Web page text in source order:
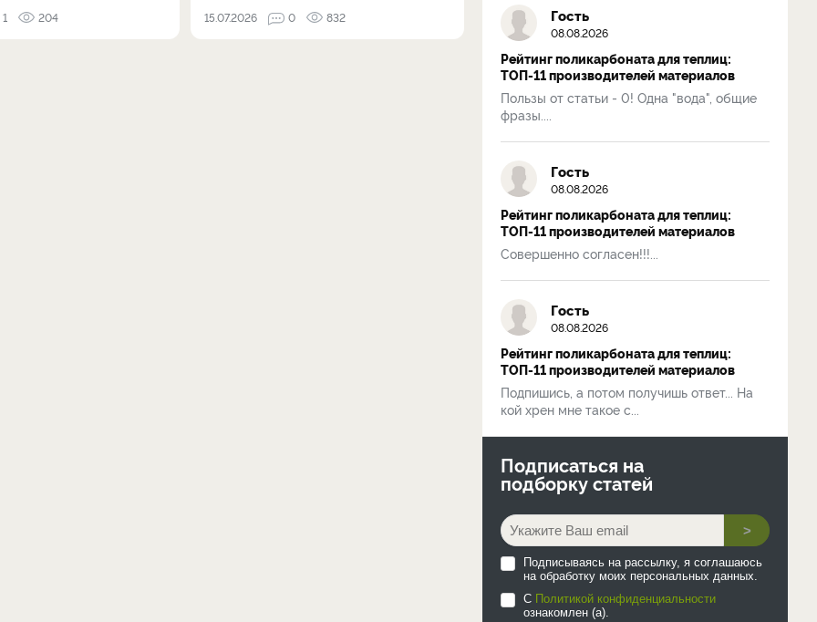
1 204 15.07.2026 0 832 Гость
08.08.2026
Рейтинг поликарбоната для теплиц:
ТОП-11 производителей материалов
Пользы от статьи - 0! Одна "вода", общие
фразы....
Гость
08.08.2026
Рейтинг поликарбоната для теплиц:
ТОП-11 производителей материалов
Совершенно согласен!!!...
Гость
08.08.2026
Рейтинг поликарбоната для теплиц:
ТОП-11 производителей материалов
Подпишись, а потом получишь ответ... На
кой хрен мне такое с...
Подписаться на
подборку статей
>
Подписываясь на рассылку, я соглашаюсь
на обработку моих персональных данных.
С Политикой конфиденциальности
ознакомлен (а).